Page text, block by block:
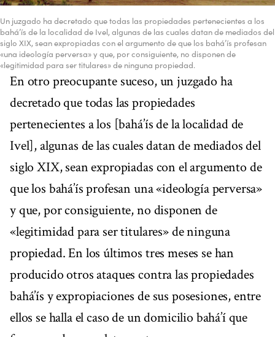
Un juzgado ha decretado que todas las propiedades pertenecientes a los
bahá’ís de la localidad de Ivel, algunas de las cuales datan de mediados del
siglo XIX, sean expropiadas con el argumento de que los bahá’ís profesan
«una ideología perversa» y que, por consiguiente, no disponen de
«legitimidad para ser titulares» de ninguna propiedad.
En otro preocupante suceso, un juzgado ha
decretado que todas las propiedades
pertenecientes a los [bahá’ís de la localidad de
Ivel], algunas de las cuales datan de mediados del
siglo XIX, sean expropiadas con el argumento de
que los bahá’ís profesan una «ideología perversa»
y que, por consiguiente, no disponen de
«legitimidad para ser titulares» de ninguna
propiedad. En los últimos tres meses se han
producido otros ataques contra las propiedades
bahá’ís y expropiaciones de sus posesiones, entre
ellos se halla el caso de un domicilio bahá’í que